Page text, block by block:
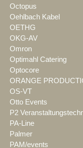
Octopus
Oehlbach Kabel
OETHG
OKG-AV
Omron
Optimahl Catering
Optocore
ORANGE
OS-VT
Otto Events
P2
PA-Line
Palmer
PAM/events